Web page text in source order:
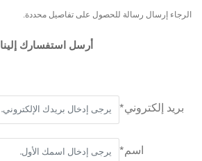
الرجاء إرسال رسالة للحصول على تفاصيل محددة.
أرسل استفسارك إلينا
بريد إلكتروني*
اسم*